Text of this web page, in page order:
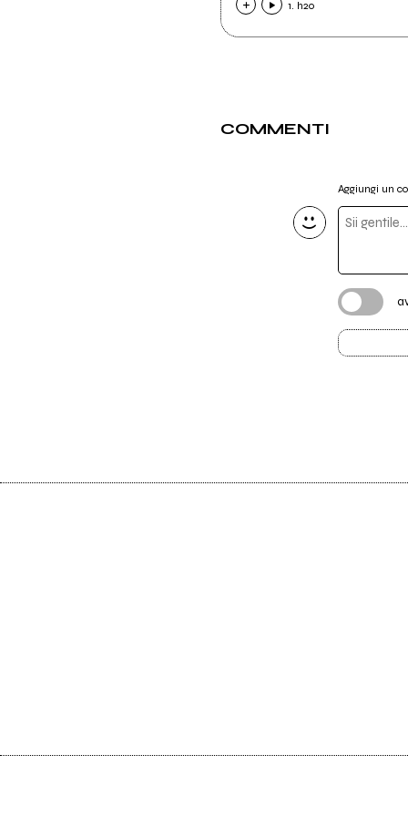
1. h2o
COMMENTI
Aggiungi un